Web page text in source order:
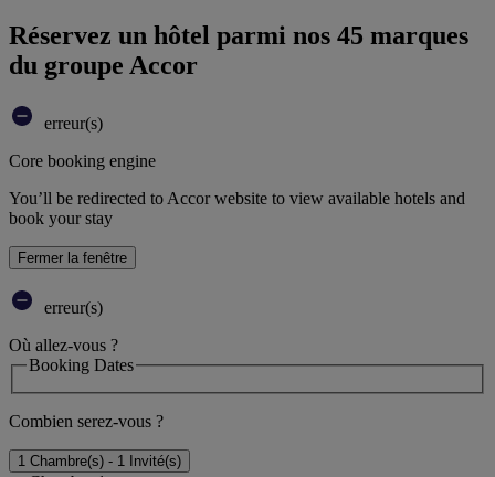
Réservez un hôtel parmi nos 45 marques
du groupe Accor
erreur(s)
Core booking engine
You’ll be redirected to Accor website to view available hotels and
book your stay
Fermer la fenêtre
erreur(s)
Où allez-vous ?
Booking Dates
Combien serez-vous ?
1 Chambre(s) - 1 Invité(s)